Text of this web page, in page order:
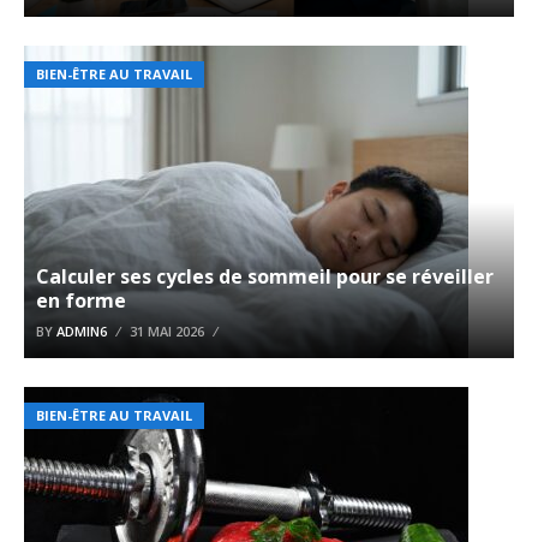
BIEN-ÊTRE AU TRAVAIL
Calculer ses cycles de sommeil pour se réveiller
en forme
BY ADMIN6 31 MAI 2026
BIEN-ÊTRE AU TRAVAIL